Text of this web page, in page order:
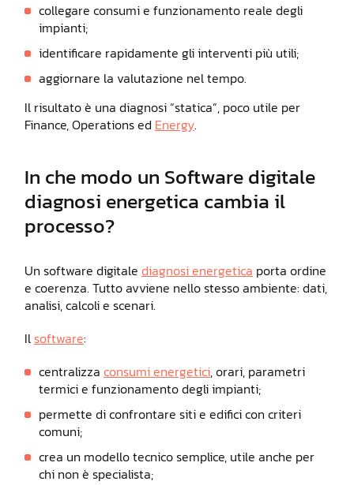
collegare consumi e funzionamento reale degli
impianti;
identificare rapidamente gli interventi più utili;
aggiornare la valutazione nel tempo.
Il risultato è una diagnosi “statica”, poco utile per
Finance, Operations ed Energy.
In che modo un Software digitale
diagnosi energetica cambia il
processo?
Un software digitale diagnosi energetica porta ordine
e coerenza. Tutto avviene nello stesso ambiente: dati,
analisi, calcoli e scenari.
Ilsoftware:
centralizza consumi energetici, orari, parametri
termici e funzionamento degli impianti;
permette di confrontare siti e edifici con criteri
comuni;
crea un modello tecnico semplice, utile anche per
chi non è specialista;